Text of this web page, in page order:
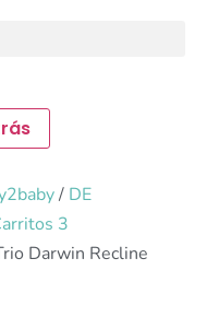
/ DE
3
Darwin Recline